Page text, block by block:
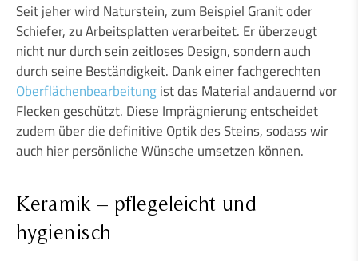
Seit jeher wird Naturstein, zum Beispiel Granit oder
Schiefer, zu Arbeitsplatten verarbeitet. Er überzeugt
nicht nur durch sein zeitloses Design, sondern auch
durch seine Beständigkeit. Dank einer fachgerechten
Oberflächenbearbeitungist das Material andauernd vor
Flecken geschützt. Diese Imprägnierung entscheidet
zudem über die definitive Optik des Steins, sodass wir
auch hier persönliche Wünsche umsetzen können.
Keramik – pflegeleicht und
hygienisch